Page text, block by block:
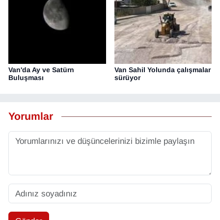
Van'da Ay ve Satürn
Buluşması
Van Sahil Yolunda çalışmalar
sürüyor
Yorumlar